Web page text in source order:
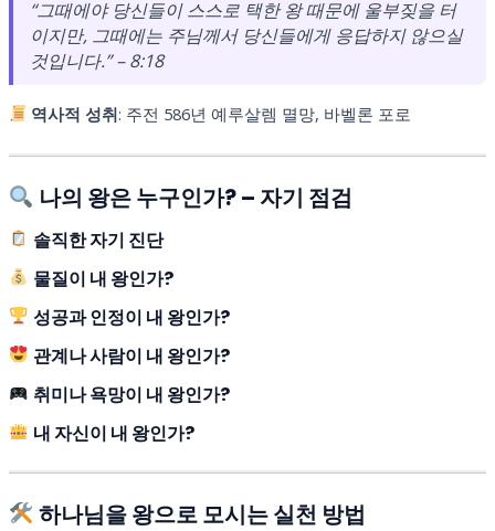
“그때에야 당신들이 스스로 택한 왕 때문에 울부짖을 터
이지만, 그때에는 주님께서 당신들에게 응답하지 않으실
것입니다.”– 8:18
역사적 성취: 주전 586년 예루살렘 멸망, 바벨론 포로
나의 왕은 누구인가? – 자기 점검
솔직한 자기 진단
물질이 내 왕인가?
성공과 인정이 내 왕인가?
관계나 사람이 내 왕인가?
취미나 욕망이 내 왕인가?
내 자신이 내 왕인가?
하나님을 왕으로 모시는 실천 방법